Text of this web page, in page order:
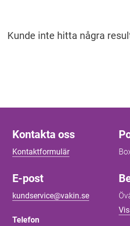
Kunde inte hitta några
Kontakta oss
Kontakta oss
Kontaktformulär
E-post
kundservice@vakin.se
Telefon